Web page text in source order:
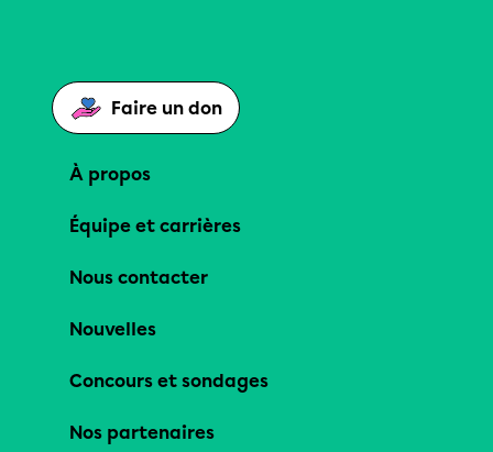
Faire un don
À propos
Équipe et carrières
Nous contacter
Nouvelles
Concours et sondages
Nos partenaires